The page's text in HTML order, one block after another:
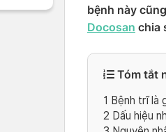
bệnh này
Docosan chia
Tóm tắt
1 Bệnh trĩ là
2 Dấu hiệu